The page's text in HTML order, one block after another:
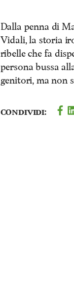
Dalla penna di
Vidali, la storia
ribelle che fa
persona bussa
genitori, ma non
Condividi: